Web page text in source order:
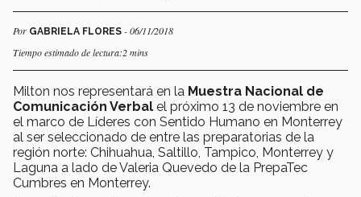
Por GABRIELA FLORES - 06/11/2018
Tiempo estimado de lectura:2 mins
Milton nos representará en la Muestra Nacional de
Comunicación Verbal el próximo 13 de noviembre en
el marco de Líderes con Sentido Humano en Monterrey
al ser seleccionado de entre las preparatorias de la
región norte: Chihuahua, Saltillo, Tampico, Monterrey y
Laguna a lado de Valeria Quevedo de la PrepaTec
Cumbres en Monterrey.